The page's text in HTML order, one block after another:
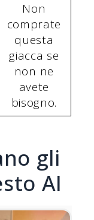
Non
comprate
questa
giacca se
non ne
avete
bisogno.
gli
AI